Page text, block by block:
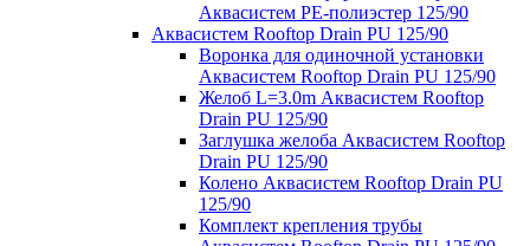
Аквасистем PE-полиэстер 125/90
Аквасистем Rooftop Drain PU 125/90
Воронка для одиночной установки
Аквасистем Rooftop Drain PU 125/90
Желоб L=3.0m Аквасистем Rooftop
Drain PU 125/90
Заглушка желоба Аквасистем Rooftop
Drain PU 125/90
Колено Аквасистем Rooftop Drain PU
125/90
Комплект крепления трубы